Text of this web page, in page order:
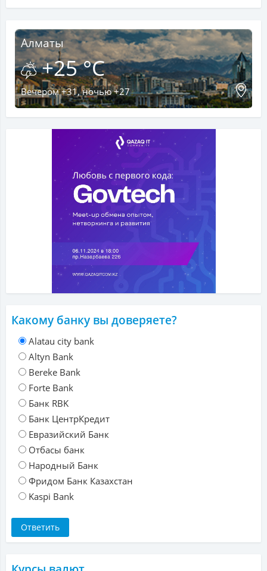
Алматы
+25 °C
Вечером +31, ночью +27
Какому банку вы доверяете?
Alatau city bank
Altyn Bank
Bereke Bank
Forte Bank
Банк RBK
Банк ЦентрКредит
Евразийский Банк
Отбасы банк
Народный Банк
Фридом Банк Казахстан
Kaspi Bank